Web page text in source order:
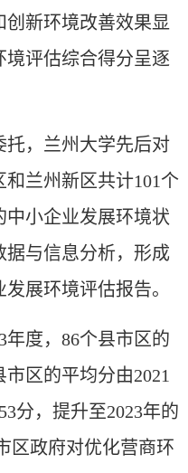
新环境改善效果显
评估综合得分呈逐
，兰州大学先后对
兰州新区共计101个
中小企业发展环境状
与信息分析，形成
展环境评估报告。
度，86个县市区的
区的平均分由2021
分，提升至2023年的
区政府对优化营商环